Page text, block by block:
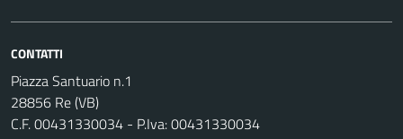
CONTATTI
Piazza Santuario n.1
28856 Re (VB)
C.F. 00431330034 - P.Iva: 00431330034